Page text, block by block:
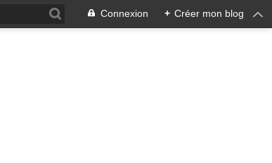
Connexion + Créer mon blog